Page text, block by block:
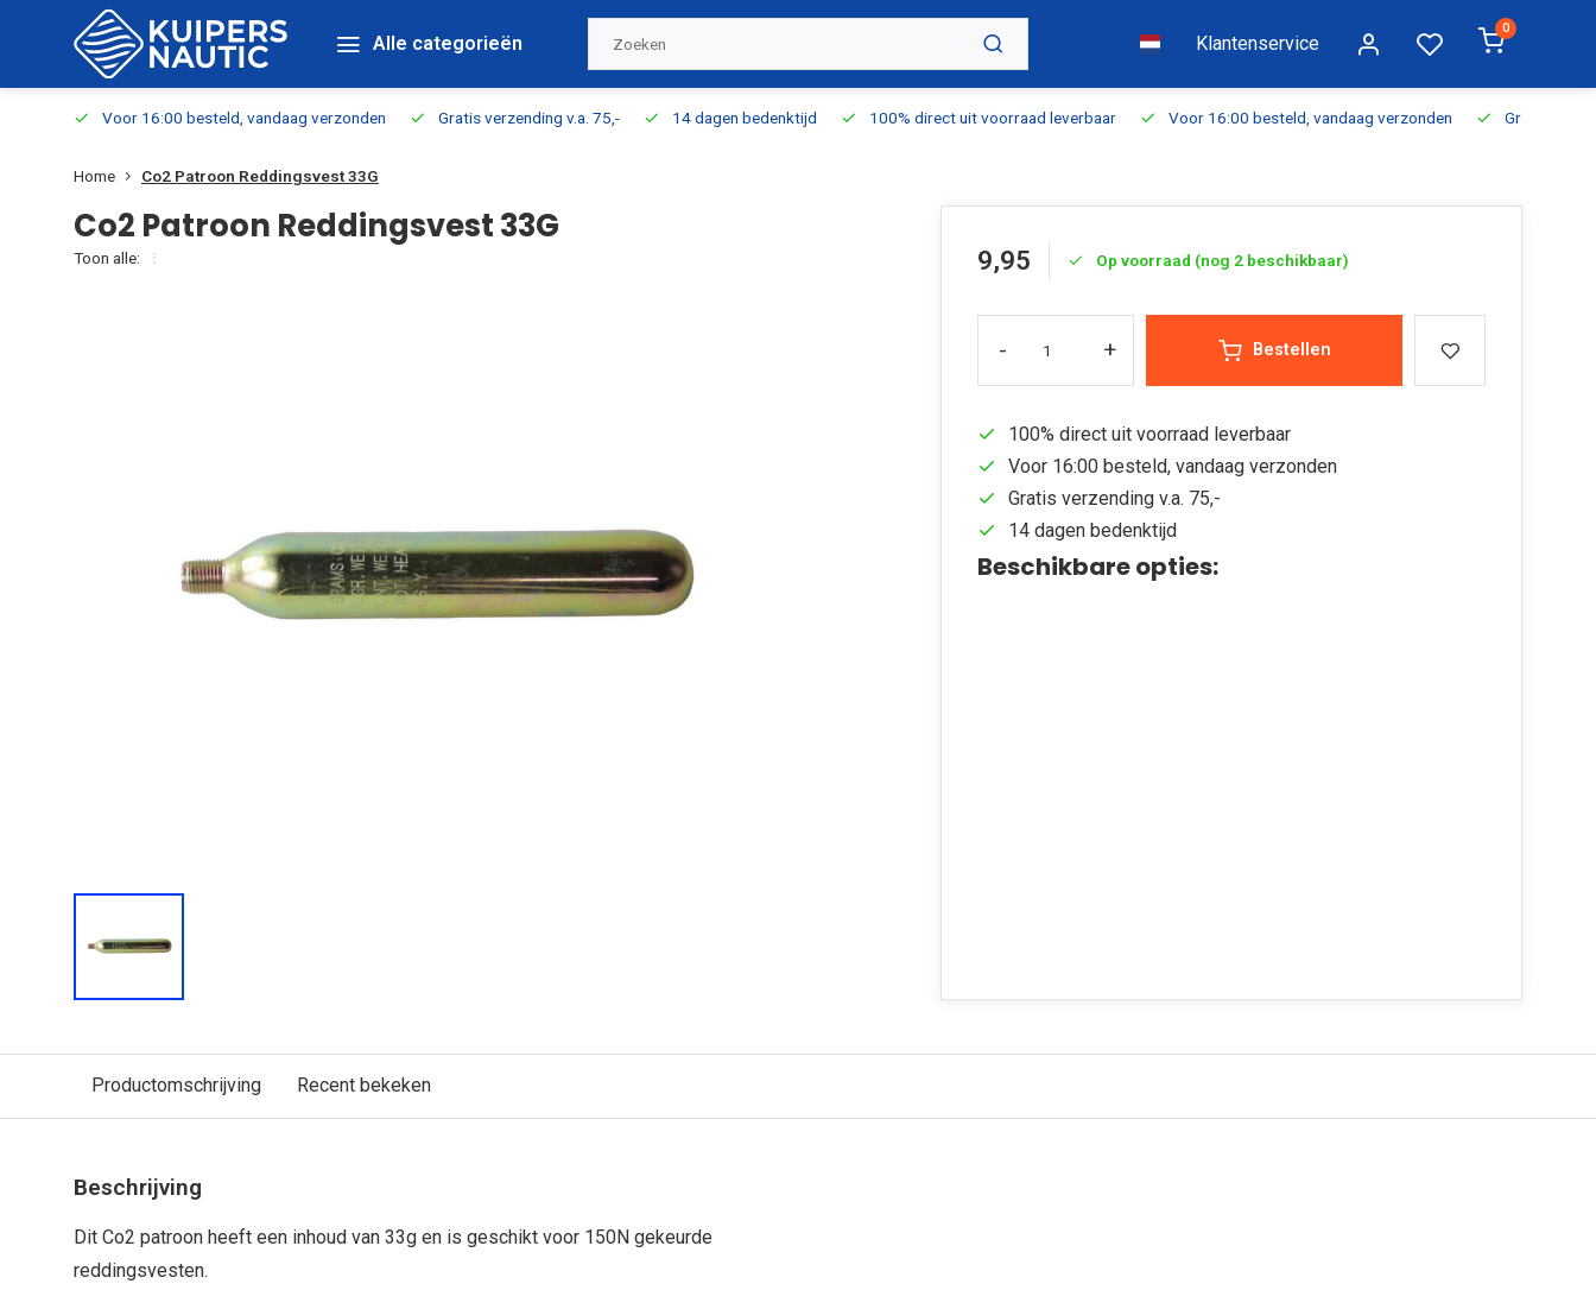
Alle categorieën Klantenservice
0
Voor 16:00 besteld, vandaag verzonden Gratis verzending v.a. 75,- 14 dagen bedenktijd 100% direct uit voorraad leverbaar Voor 16:00 besteld, vandaag verzonden Gratis
Home Co2 Patroon Reddingsvest 33G
Co2 Patroon Reddingsvest 33G
Toon alle: 9,95 Op voorraad (nog 2 beschikbaar)
- + Bestellen
100% direct uit voorraad leverbaar
Voor 16:00 besteld, vandaag verzonden
Gratis verzending v.a. 75,-
14 dagen bedenktijd
Beschikbare opties:
Productomschrijving Recent bekeken
Beschrijving
Dit Co2 patroon heeft een inhoud van 33g en is geschikt voor 150N gekeurde
reddingsvesten.